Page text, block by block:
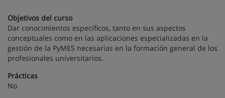
Objetivos del curso
Dar conocimientos específicos, tanto en sus aspectos
conceptuales como en las aplicaciones especializadas en la
gestión de la PyMES necesarias en la formación general de los
profesionales universitarios.
Prácticas
No